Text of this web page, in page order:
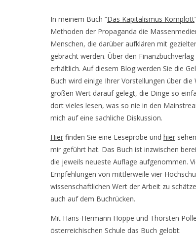
In meinem Buch “Das Kapitalismus Komplott
Methoden der Propaganda die
Menschen, die darüber aufklären mit
gebracht werden. Über den
erhältlich. Auf diesem Blog werden Sie die
Buch wird einige Ihrer Vorstellungen über
großen Wert darauf gelegt, die Dinge so
dort vieles lesen, was so nie in den
mich auf eine sachliche Diskussion.
Hier finden Sie eine Leseprobe und hier
mir geführt hat. Das Buch ist inzwischen
die jeweils neueste Auflage aufgenommen.
Empfehlungen von mittlerweile vier
wissenschaftlichen Wert der Arbeit zu
auch auf dem Buchrücken.
Mit Hans-Hermann Hoppe und Thorsten
österreichischen Schule das Buch gelobt: